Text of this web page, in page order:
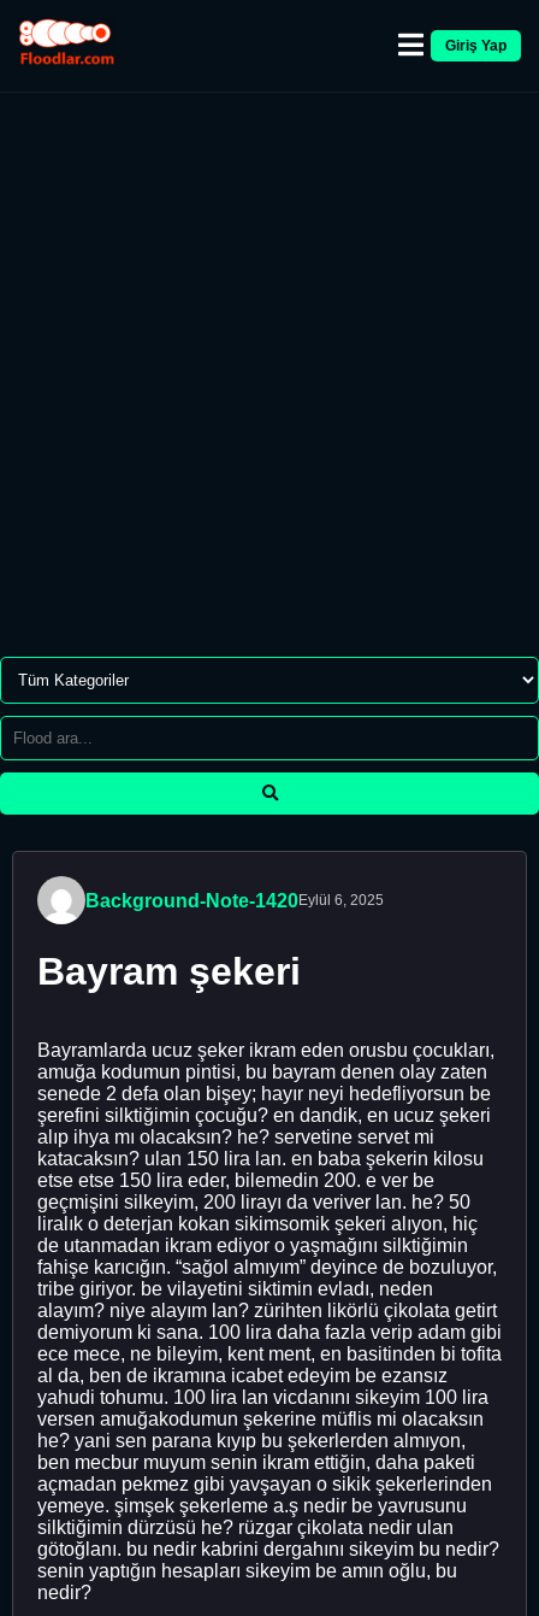
Giriş Yap
Background-Note-1420Eylül 6, 2025
Bayram şekeri
Bayramlarda ucuz şeker ikram eden orusbu çocukları,
amuğa kodumun pintisi, bu bayram denen olay zaten
senede 2 defa olan bişey; hayır neyi hedefliyorsun be
şerefini silktiğimin çocuğu? en dandik, en ucuz şekeri
alıp ihya mı olacaksın? he? servetine servet mi
katacaksın? ulan 150 lira lan. en baba şekerin kilosu
etse etse 150 lira eder, bilemedin 200. e ver be
geçmişini silkeyim, 200 lirayı da veriver lan. he? 50
liralık o deterjan kokan sikimsomik şekeri alıyon, hiç
de utanmadan ikram ediyor o yaşmağını silktiğimin
fahişe karıcığın. “sağol almıyım” deyince de bozuluyor,
tribe giriyor. be vilayetini siktimin evladı, neden
alayım? niye alayım lan? zürihten likörlü çikolata getirt
demiyorum ki sana. 100 lira daha fazla verip adam gibi
ece mece, ne bileyim, kent ment, en basitinden bi tofita
al da, ben de ikramına icabet edeyim be ezansız
yahudi tohumu. 100 lira lan vicdanını sikeyim 100 lira
versen amuğakodumun şekerine müflis mi olacaksın
he? yani sen parana kıyıp bu şekerlerden almıyon,
ben mecbur muyum senin ikram ettiğin, daha paketi
açmadan pekmez gibi yavşayan o sikik şekerlerinden
yemeye. şimşek şekerleme a.ş nedir be yavrusunu
silktiğimin dürzüsü he? rüzgar çikolata nedir ulan
götoğlanı. bu nedir kabrini dergahını sikeyim bu nedir?
senin yaptığın hesapları sikeyim be amın oğlu, bu
nedir?